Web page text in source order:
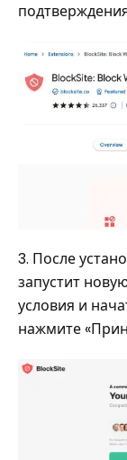
3. После
запустит
условия и
нажмите